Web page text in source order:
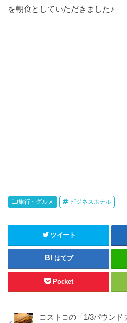
を朝食としていただきました♪
旅行・グルメ ビジネスホテル
ツイート
はてブ
Pocket
コストコの「1/3パウンド